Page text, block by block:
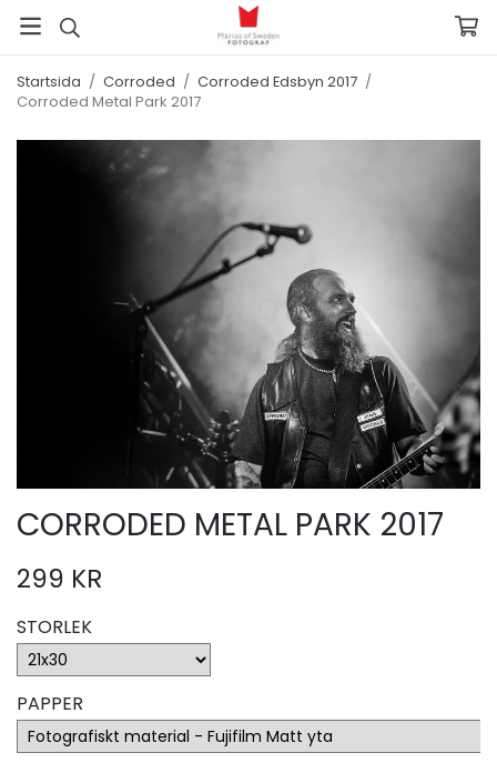
Startsida / Corroded / Corroded Edsbyn 2017 /
Corroded Metal Park 2017
CORRODED METAL PARK 2017
299 KR
STORLEK
PAPPER